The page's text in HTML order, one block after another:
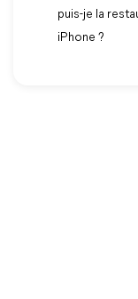
puis-je la
iPhone ?